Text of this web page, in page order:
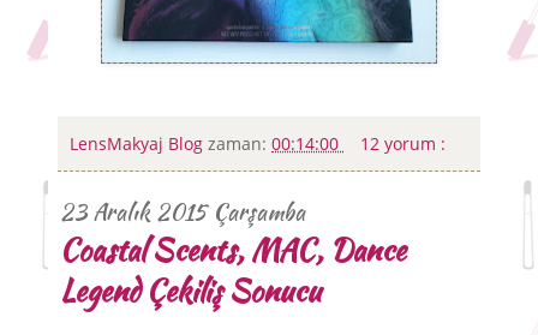
LensMakyaj Blog zaman: 00:14:00 12 yorum :
23 Aralık 2015 Çarşamba
Coastal Scents, MAC, Dance
Legend Çekiliş Sonucu